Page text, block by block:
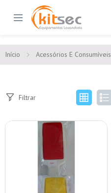
Início Acessórios E Consumíveis
Filtrar